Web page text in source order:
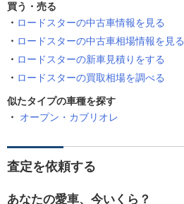
買う・売る
ロードスターの中古車情報を見る
ロードスターの中古車相場情報を見る
ロードスターの新車見積りをする
ロードスターの買取相場を調べる
似たタイプの車種を探す
オープン・カブリオレ
査定を依頼する
あなたの愛車、今いくら？